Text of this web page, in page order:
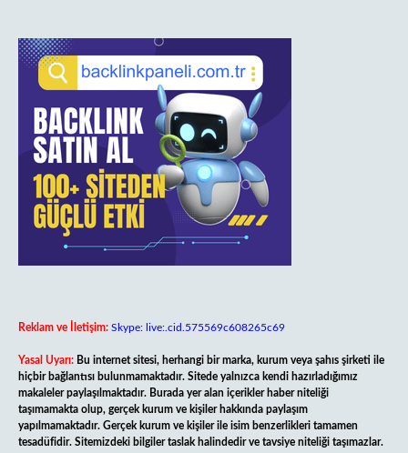
Reklam ve İletişim: Skype: live:.cid.575569c608265c69
Yasal Uyarı: Bu internet sitesi, herhangi bir marka, kurum veya şahıs şirketi ile
hiçbir bağlantısı bulunmamaktadır. Sitede yalnızca kendi hazırladığımız
makaleler paylaşılmaktadır. Burada yer alan içerikler haber niteliği
taşımamakta olup, gerçek kurum ve kişiler hakkında paylaşım
yapılmamaktadır. Gerçek kurum ve kişiler ile isim benzerlikleri tamamen
tesadüfidir. Sitemizdeki bilgiler taslak halindedir ve tavsiye niteliği taşımazlar.